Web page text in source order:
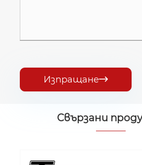
Изпращане
Свързани